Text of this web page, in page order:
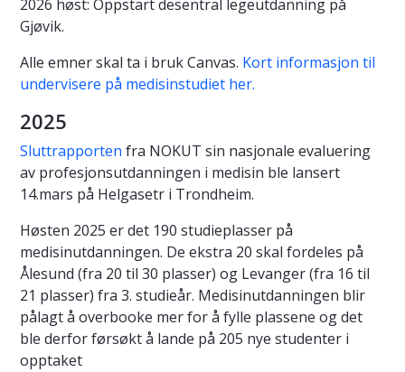
2026 høst: Oppstart desentral legeutdanning på
Gjøvik.
Alle emner skal ta i bruk Canvas. Kort informasjon til
undervisere på medisinstudiet her.
2025
Sluttrapporten fra NOKUT sin nasjonale evaluering
av profesjonsutdanningen i medisin ble lansert
14.mars på Helgasetr i Trondheim.
Høsten 2025 er det 190 studieplasser på
medisinutdanningen. De ekstra 20 skal fordeles på
Ålesund (fra 20 til 30 plasser) og Levanger (fra 16 til
21 plasser) fra 3. studieår. Medisinutdanningen blir
pålagt å overbooke mer for å fylle plassene og det
ble derfor førsøkt å lande på 205 nye studenter i
opptaket